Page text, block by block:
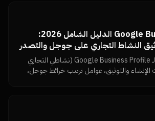
Google Business Profile الدليل الشامل 2026:
النشاط التجاري على جوجل والتصدر
5 نجوم
المرجع العربي الأكمل لـ Google Business Profile (نشاطي التجاري
والتوثيق، عوامل ترتيب خرائط جوجل،